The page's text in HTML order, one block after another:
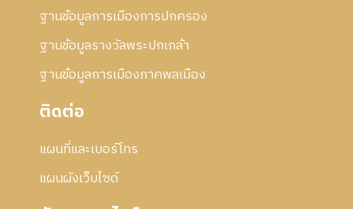
ฐานข้อมูลการเมืองการปกครอง
ฐานข้อมูลรางวัลพระปกเกล้า
ฐานข้อมูลการเมืองภาคพลเมือง
ติดต่อ
แผนที่และเบอร์โทร
แผนผังเว็บไซด์